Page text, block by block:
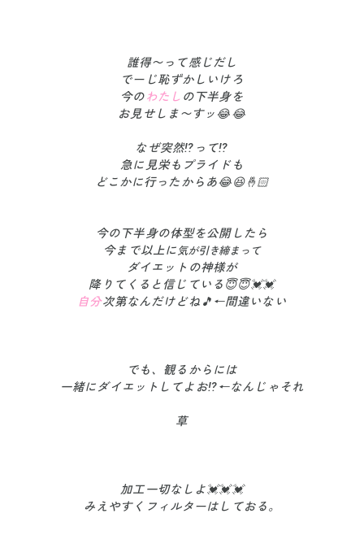
誰得〜って感じだし
でーじ恥ずかしいけろ
今のわたし の下半身を
お見せしま〜すッ😂😂
なぜ突然⁉️って⁉️
急に見栄もプライドも
どこかに行ったからあ😂😆🤞🏻
今の下半身の体型を公開したら
今まで以上に気が引き締まって
ダイエットの神様が
降りてくると信じている😇😇💓💓
自分次第なんだけどね🎵←間違いない
でも、観るからには
一緒にダイエットしてよお⁉️←なんじゃそれ
草
加工一切なしよ💓💓💓
みえやすくフィルターはしておる。